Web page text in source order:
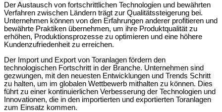
Der Austausch von fortschrittlichen Technologien und bewährten
Verfahren zwischen Ländern trägt zur Qualitätssteigerung bei.
Unternehmen können von den Erfahrungen anderer profitieren und
bewährte Praktiken übernehmen, um ihre Produktqualität zu
erhöhen, Produktionsprozesse zu optimieren und eine höhere
Kundenzufriedenheit zu erreichen.
Der Import und Export von Toranlagen fördern den
technologischen Fortschritt in der Branche. Unternehmen sind
gezwungen, mit den neuesten Entwicklungen und Trends Schritt
zu halten, um im globalen Wettbewerb mithalten zu können. Dies
führt zu einer kontinuierlichen Verbesserung der Technologien und
Innovationen, die in den importierten und exportierten Toranlagen
zum Einsatz kommen.